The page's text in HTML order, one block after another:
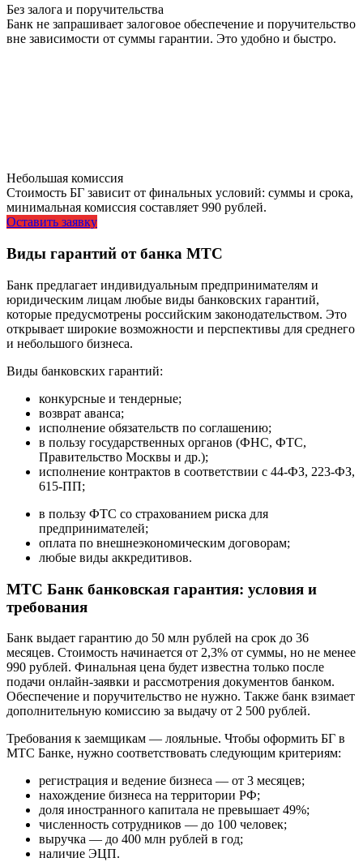
Без залога и поручительства
Банк не запрашивает залоговое обеспечение и поручительство
вне зависимости от суммы гарантии. Это удобно и быстро.
Небольшая комиссия
Стоимость БГ зависит от финальных условий: суммы и срока,
минимальная комиссия составляет 990 рублей.
Оставить заявку
Виды гарантий от банка МТС
Банк предлагает индивидуальным предпринимателям и
юридическим лицам любые виды банковских гарантий,
которые предусмотрены российским законодательством. Это
открывает широкие возможности и перспективы для среднего
и небольшого бизнеса.
Виды банковских гарантий:
конкурсные и тендерные;
возврат аванса;
исполнение обязательств по соглашению;
в пользу государственных органов (ФНС, ФТС,
Правительство Москвы и др.);
исполнение контрактов в соответствии с 44-ФЗ, 223-ФЗ,
615-ПП;
в пользу ФТС со страхованием риска для
предпринимателей;
оплата по внешнеэкономическим договорам;
любые виды аккредитивов.
МТС Банк банковская гарантия: условия и
требования
Банк выдает гарантию до 50 млн рублей на срок до 36
месяцев. Стоимость начинается от 2,3% от суммы, но не менее
990 рублей. Финальная цена будет известна только после
подачи онлайн-заявки и рассмотрения документов банком.
Обеспечение и поручительство не нужно. Также банк взимает
дополнительную комиссию за выдачу от 2 500 рублей.
Требования к заемщикам — лояльные. Чтобы оформить БГ в
МТС Банке, нужно соответствовать следующим критериям:
регистрация и ведение бизнеса — от 3 месяцев;
нахождение бизнеса на территории РФ;
доля иностранного капитала не превышает 49%;
численность сотрудников — до 100 человек;
выручка — до 400 млн рублей в год;
наличие ЭЦП.